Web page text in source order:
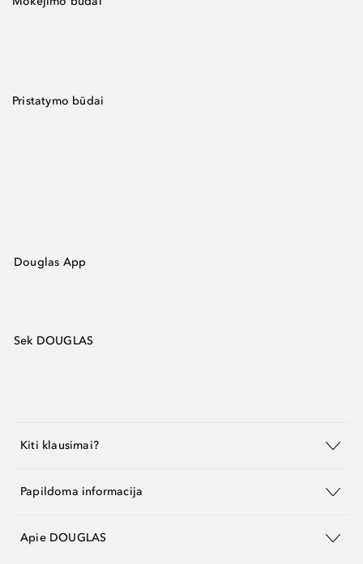
Pristatymo būdai
Douglas App
Sek DOUGLAS
Kiti klausimai?
Papildoma informacija
Apie DOUGLAS